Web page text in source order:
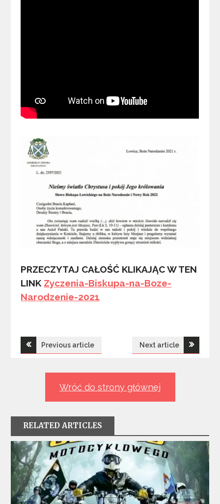
PRZECZYTAJ CAŁOŚĆ KLIKAJĄC W TEN
LINK Zyczenia-Biskupa-na-Boze-
Narodzenie-2021
Nawigacja
Previous article Next article
Wróć do strony głównej
RELATED ARTICLES